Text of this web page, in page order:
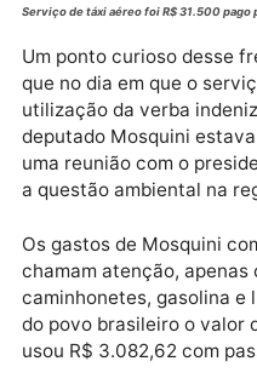
Um ponto curioso
que no dia em que o
utilização da verba
deputado Mosquini